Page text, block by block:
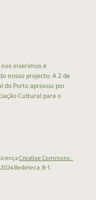
inserimos é
nosso projecto: A 2 de
do Porto aprovou por
Cultural para o
Creative Commons -
Bedeteca. B-1.